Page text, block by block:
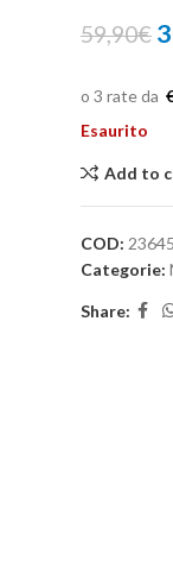
59,90€
Esaurito
Add to
COD: 23645
Categorie:
Share: